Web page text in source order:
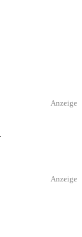
Anzeige
Anzeige